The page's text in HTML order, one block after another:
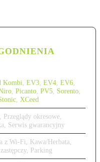
Kombi EV3 EV4 EV6
Picanto PV5 Sorento
XCeed
Przeglądy okresowe,
Serwis gwarancyjny
z Wi-Fi, Kawa/Herbata,
Parking